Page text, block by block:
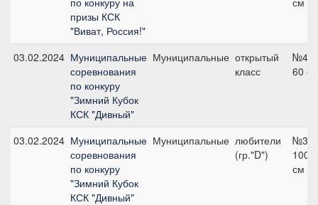
призы КСК
"Виват, Россия!"
03.02.2024 Муниципальные
соревнования
по конкуру
"Зимний Кубок
КСК "Дивный"
Муниципальные открытый
класс
№4,
60 см
03.02.2024 Муниципальные
соревнования
по конкуру
"Зимний Кубок
КСК "Дивный"
Муниципальные любители
(гр."D")
№3,
100
см